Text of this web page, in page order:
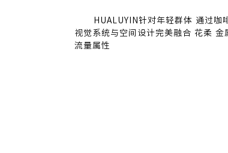
HUALUYIN针对年轻群体 通过
视觉系统与空间设计完美融合 花柔
流量属性